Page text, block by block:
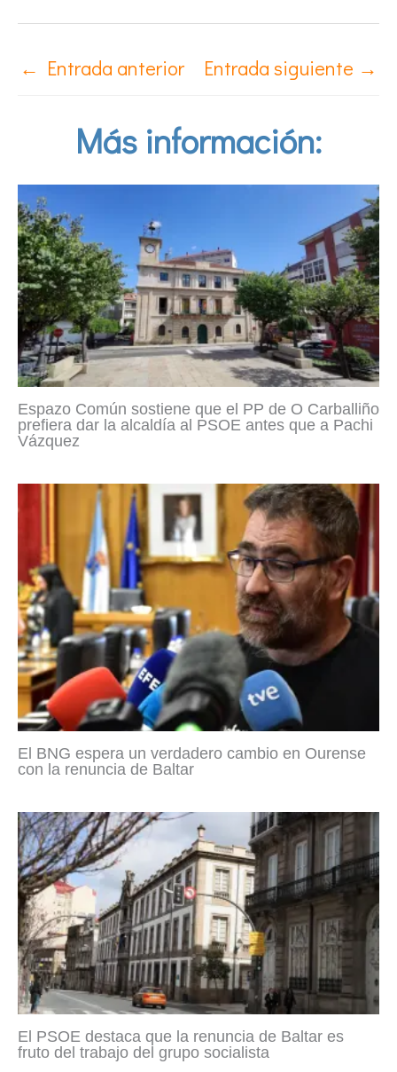
← Entrada anterior Entrada siguiente →
Más información:
Espazo Común sostiene que el PP de O Carballiño
prefiera dar la alcaldía al PSOE antes que a Pachi
Vázquez
El BNG espera un verdadero cambio en Ourense
con la renuncia de Baltar
El PSOE destaca que la renuncia de Baltar es
fruto del trabajo del grupo socialista